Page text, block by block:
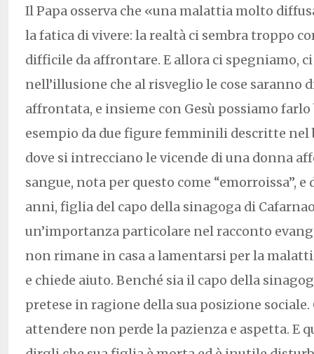
Il Papa osserva che «una malattia molto
la fatica di vivere: la realtà ci sembra troppo
difficile da affrontare. E allora ci spegniamo,
nell’illusione che al risveglio le cose saranno
affrontata, e insieme con Gesù possiamo
esempio da due figure femminili descritte
dove si intrecciano le vicende di una donna
sangue, nota per questo come “emorroissa”,
anni, figlia del capo della sinagoga di
un’importanza particolare nel racconto
non rimane in casa a lamentarsi per la
e chiede aiuto. Benché sia il capo della
pretese in ragione della sua posizione sociale.
attendere non perde la pazienza e aspetta. E